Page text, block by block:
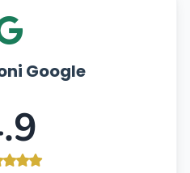
Google